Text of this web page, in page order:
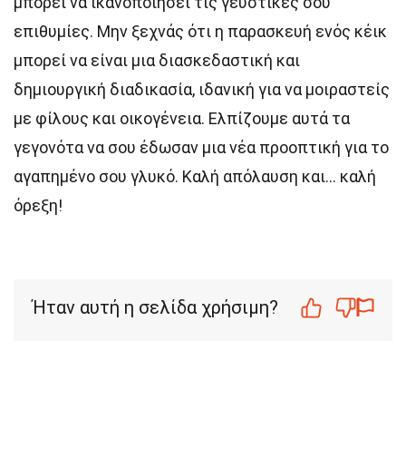
επιθυμίες. Μην ξεχνάς ότι η παρασκευή ενός κέικ
μπορεί να είναι μια διασκεδαστική και
δημιουργική διαδικασία, ιδανική για να μοιραστείς
με φίλους και οικογένεια. Ελπίζουμε αυτά τα
γεγονότα να σου έδωσαν μια νέα προοπτική για το
αγαπημένο σου γλυκό. Καλή απόλαυση και… καλή
όρεξη!
Ήταν αυτή η σελίδα χρήσιμη?